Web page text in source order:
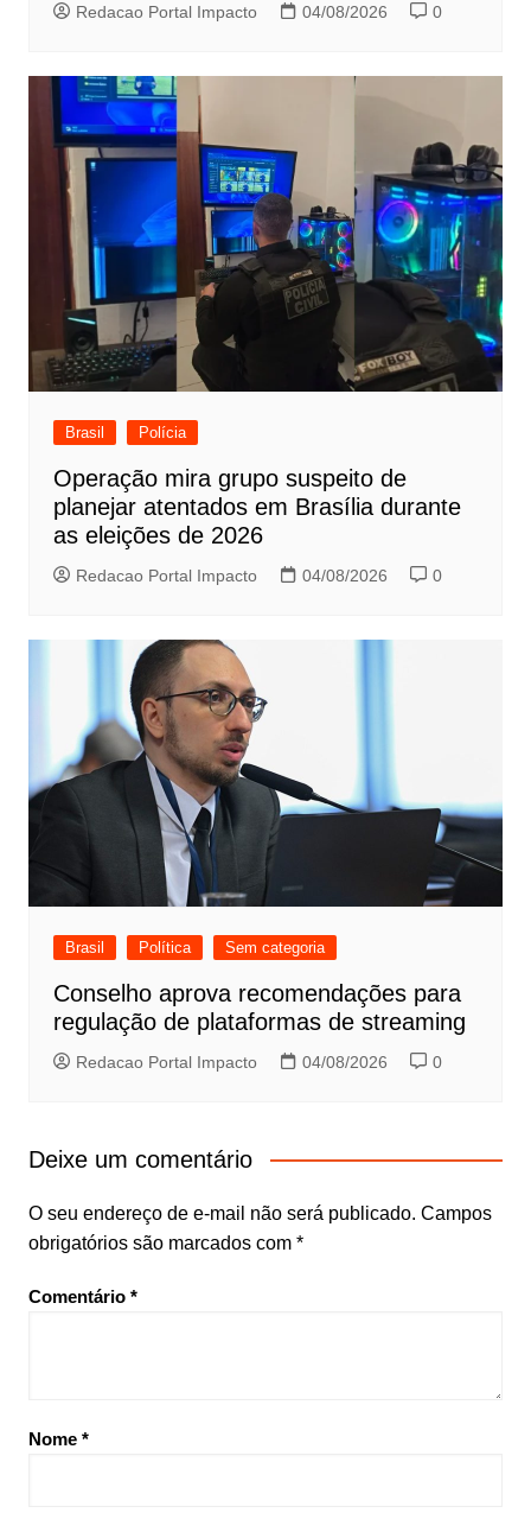
Redacao Portal Impacto 04/08/2026 0
Brasil Polícia
Operação mira grupo suspeito de
planejar atentados em Brasília durante
as eleições de 2026
Redacao Portal Impacto 04/08/2026 0
Brasil Política Sem categoria
Conselho aprova recomendações para
regulação de plataformas de streaming
Redacao Portal Impacto 04/08/2026 0
Deixe um comentário
O seu endereço de e-mail não será publicado. Campos
obrigatórios são marcados com *
Comentário *
Nome *